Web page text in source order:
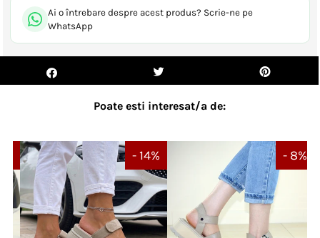
Ai o întrebare despre acest produs? Scrie-ne pe
WhatsApp
Poate esti interesat/a de:
- 14% - 8%